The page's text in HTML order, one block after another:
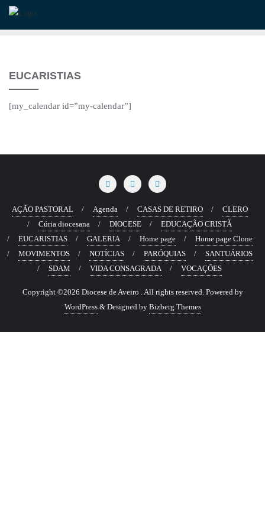
Skip
EUCARISTIAS
[my_calendar id=”my-calendar”]
AÇÃO PASTORAL Agenda CASAS DE RETIRO
CLERO
Cúria diocesana
DIOCESE
EDUCAÇÃO CRISTÃ
EUCARISTIAS
GALERIA Home page
Home page Clone
MOVIMENTOS
NOTÍCIAS PARÓQUIAS
SANTUÁRIOS
SDAM
VIDA CONSAGRADA VOCAÇÕES
Copyright ©2026 Diocese de Aveiro . All rights reserved. Powered by
WordPress & Designed by Bizberg Themes